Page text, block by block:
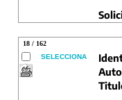
18 / 162
SELECCIONA